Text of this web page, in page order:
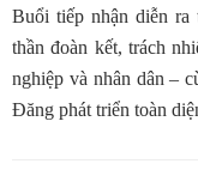
Buổi tiếp nhận diễn ra
thần đoàn kết, trách
nghiệp và nhân dân –
Đăng phát triển toàn